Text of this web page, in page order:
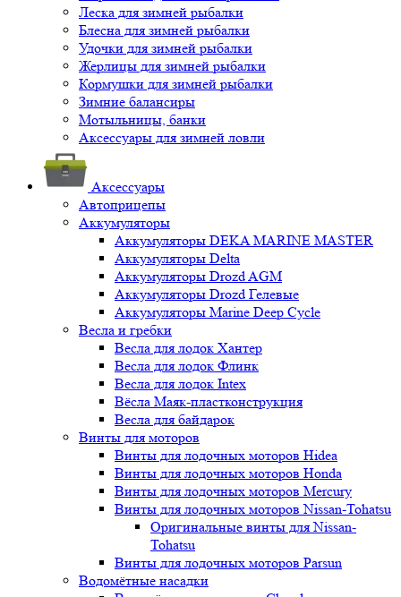
Леска для зимней рыбалки
Блесна для зимней рыбалки
Удочки для зимней рыбалки
Жерлицы для зимней рыбалки
Кормушки для зимней рыбалки
Зимние балансиры
Мотыльницы, банки
Аксессуары для зимней ловли
Аксессуары
Автоприцепы
Аккумуляторы
Аккумуляторы DEKA MARINE MASTER
Аккумуляторы Delta
Аккумуляторы Drozd AGM
Аккумуляторы Drozd Гелевые
Аккумуляторы Marine Deep Cycle
Весла и гребки
Весла для лодок Хантер
Весла для лодок Флинк
Весла для лодок Intex
Вёсла Маяк-пластконструкция
Весла для байдарок
Винты для моторов
Винты для лодочных моторов Hidea
Винты для лодочных моторов Honda
Винты для лодочных моторов Mercury
Винты для лодочных моторов Nissan-Tohatsu
Оригинальные винты для Nissan-
Tohatsu
Винты для лодочных моторов Parsun
Водомётные насадки